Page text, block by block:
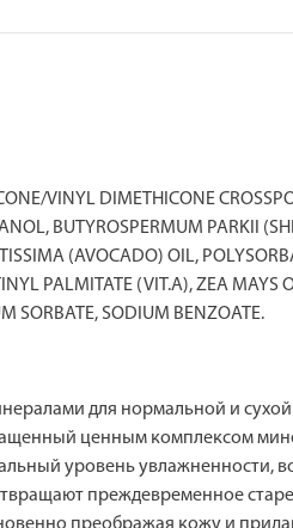
VINYL DIMETHICONE
BUTYROSPERMUM PARKII
(AVOCADO) OIL,
PALMITATE (VIT.A), ZEA
SORBATE, SODIUM BENZOATE.
для нормальной и
ценным комплексом
уровень увлажненности,
преждевременное